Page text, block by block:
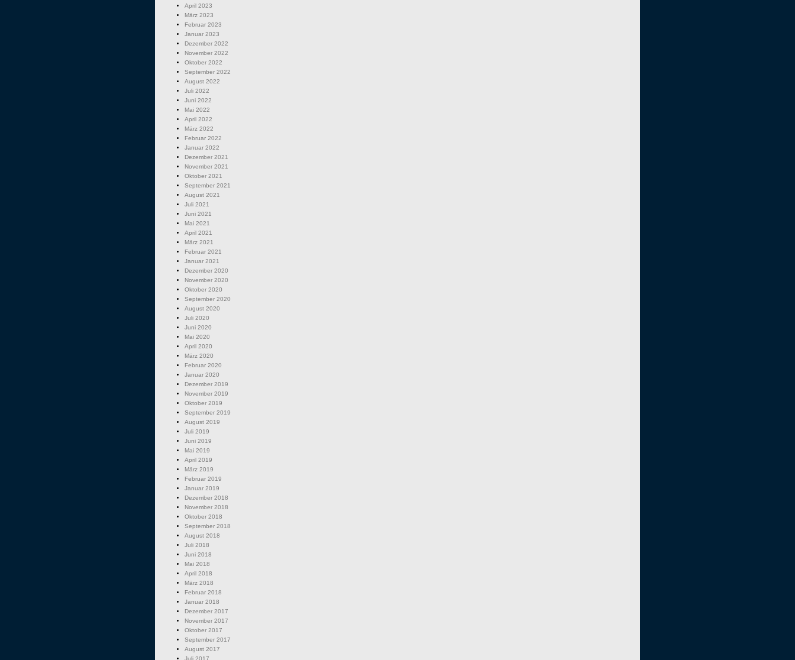
April 2023
März 2023
Februar 2023
Januar 2023
Dezember 2022
November 2022
Oktober 2022
September 2022
August 2022
Juli 2022
Juni 2022
Mai 2022
April 2022
März 2022
Februar 2022
Januar 2022
Dezember 2021
November 2021
Oktober 2021
September 2021
August 2021
Juli 2021
Juni 2021
Mai 2021
April 2021
März 2021
Februar 2021
Januar 2021
Dezember 2020
November 2020
Oktober 2020
September 2020
August 2020
Juli 2020
Juni 2020
Mai 2020
April 2020
März 2020
Februar 2020
Januar 2020
Dezember 2019
November 2019
Oktober 2019
September 2019
August 2019
Juli 2019
Juni 2019
Mai 2019
April 2019
März 2019
Februar 2019
Januar 2019
Dezember 2018
November 2018
Oktober 2018
September 2018
August 2018
Juli 2018
Juni 2018
Mai 2018
April 2018
März 2018
Februar 2018
Januar 2018
Dezember 2017
November 2017
Oktober 2017
September 2017
August 2017
Juli 2017